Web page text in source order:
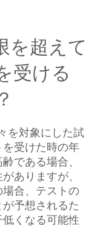
を超えて
受ける
を対象にした試
受けた時の年
である場合、
ありますが、
合、テストの
予想されるた
くなる可能性